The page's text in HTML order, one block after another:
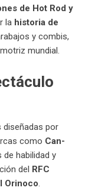
de Hot Rod y
la historia de
y combis,
mundial.
por
como Can-
de habilidad y
del RFC
Orinoco.